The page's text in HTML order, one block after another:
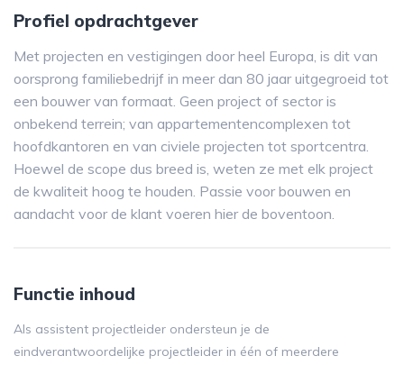
Profiel opdrachtgever
Met projecten en vestigingen door heel Europa, is dit van
oorsprong familiebedrijf in meer dan 80 jaar uitgegroeid tot
een bouwer van formaat. Geen project of sector is
onbekend terrein; van appartementencomplexen tot
hoofdkantoren en van civiele projecten tot sportcentra.
Hoewel de scope dus breed is, weten ze met elk project
de kwaliteit hoog te houden. Passie voor bouwen en
aandacht voor de klant voeren hier de boventoon.
Functie inhoud
Als assistent projectleider ondersteun je de
eindverantwoordelijke projectleider in één of meerdere